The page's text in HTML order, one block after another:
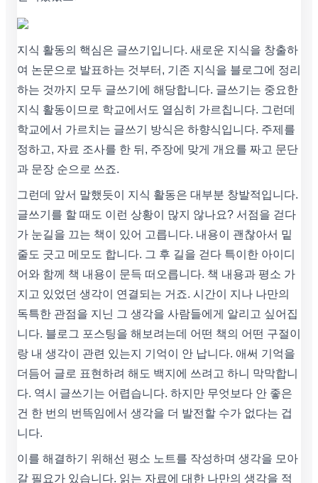
지식 활동의 핵심은 글쓰기입니다. 새로운 지식을 창출하
여 논문으로 발표하는 것부터, 기존 지식을 블로그에 정리
하는 것까지 모두 글쓰기에 해당합니다. 글쓰기는 중요한
지식 활동이므로 학교에서도 열심히 가르칩니다. 그런데
학교에서 가르치는 글쓰기 방식은 하향식입니다. 주제를
정하고, 자료 조사를 한 뒤, 주장에 맞게 개요를 짜고 문단
과 문장 순으로 쓰죠.
그런데 앞서 말했듯이 지식 활동은 대부분 창발적입니다.
글쓰기를 할 때도 이런 상황이 많지 않나요? 서점을 걷다
가 눈길을 끄는 책이 있어 고릅니다. 내용이 괜찮아서 밑
줄도 긋고 메모도 합니다. 그 후 길을 걷다 특이한 아이디
어와 함께 책 내용이 문득 떠오릅니다. 책 내용과 평소 가
지고 있었던 생각이 연결되는 거죠. 시간이 지나 나만의
독특한 관점을 지닌 그 생각을 사람들에게 알리고 싶어집
니다. 블로그 포스팅을 해보려는데 어떤 책의 어떤 구절이
랑 내 생각이 관련 있는지 기억이 안 납니다. 애써 기억을
더듬어 글로 표현하려 해도 백지에 쓰려고 하니 막막합니
다. 역시 글쓰기는 어렵습니다. 하지만 무엇보다 안 좋은
건 한 번의 번뜩임에서 생각을 더 발전할 수가 없다는 겁
니다.
이를 해결하기 위해선 평소 노트를 작성하며 생각을 모아
갈 필요가 있습니다. 읽는 자료에 대한 나만의 생각을 적